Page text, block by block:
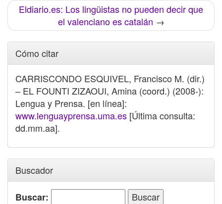
Eldiario.es: Los lingüistas no pueden decir que
el valenciano es catalán →
Cómo citar
CARRISCONDO ESQUIVEL, Francisco M. (dir.)
– EL FOUNTI ZIZAOUI, Amina (coord.) (2008-):
Lengua y Prensa. [en línea]:
www.lenguayprensa.uma.es [Última consulta:
dd.mm.aa].
Buscador
Buscar: